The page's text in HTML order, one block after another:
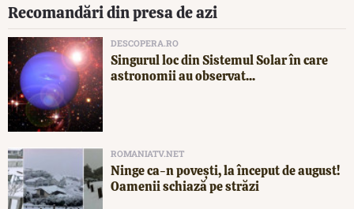
Recomandări din presa de azi
DESCOPERA.RO
Singurul loc din Sistemul Solar în care
astronomii au observat...
ROMANIATV.NET
Ninge ca-n povești, la început de august!
Oamenii schiază pe străzi